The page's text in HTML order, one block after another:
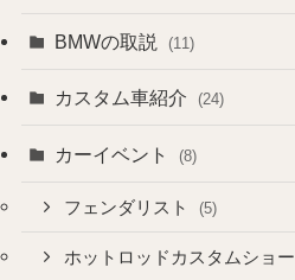
BMWの取説 (11)
カスタム車紹介 (24)
カーイベント (8)
フェンダリスト (5)
ホットロッドカスタムショー